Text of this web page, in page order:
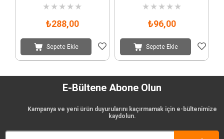
★ ★ ★ ★ ★
₺288,00
Sepete Ekle
★ ★ ★ ★ ★
₺96,00
Sepete Ekle
E-Bültene Abone Olun
Kampanya ve yeni ürün duyurularını kaçırmamak için e-bültenimize
kaydolun.